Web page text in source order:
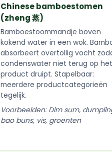
Chinese bamboestomen
(zheng 蒸)
Bamboestoommandje boven
kokend water in een wok.
absorbeert overtollig vocht
condenswater niet terug op het
product druipt. Stapelbaar:
meerdere productcategorieën
tegelijk.
Voorbeelden: Dim sum,
bao buns, vis, groenten